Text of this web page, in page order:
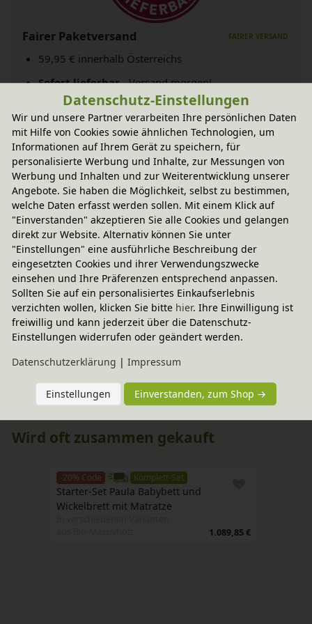
Fairer Paketversand
59,95 € innerhalb Österreichs
Sofort lieferbar- Versand morgen!
-neutraler Paketversand
weitere Informationen
Technische Daten
BioKinder - Das gesunde Kinderzimmer
Zubehör
Pflegehinweis & Anwendung
Sie haben Fragen?
Wird oft zusammen gekauft
-20% Code Komplett-Set
Starter-Set Paula Babybett und
Wickelbrett mit Matratze
1.089,85 €
Datenschutz-Einstellungen
Wir und unsere Partner verarbeiten Ihre persönlichen Daten
mit Hilfe von Cookies sowie ähnlichen Technologien, um
Informationen auf Ihrem Gerät zu speichern, für
personalisierte Werbung und Inhalte, zur Messungen von
Werbung und Inhalten und zur Weiterentwicklung unserer
Angebote. Sie haben die Möglichkeit, selbst zu bestimmen,
welche Daten erfasst werden sollen. Mit einem Klick auf
"Einverstanden" akzeptieren Sie alle Cookies und gelangen
direkt zur Website. Alternativ können Sie unter
"Einstellungen" eine ausführliche Beschreibung der
eingesetzten Cookies und ihrer Verwendungszwecke
einsehen und Ihre Präferenzen entsprechend anpassen.
Sollten Sie auf ein personalisiertes Einkaufserlebnis
verzichten wollen, klicken Sie bitte hier. Ihre Einwilligung ist
freiwillig und kann jederzeit über die Datenschutz-
Einstellungen widerrufen oder geändert werden.
Daten­schutz­erklärung | Impressum
Einstellungen Einverstanden, zum Shop →